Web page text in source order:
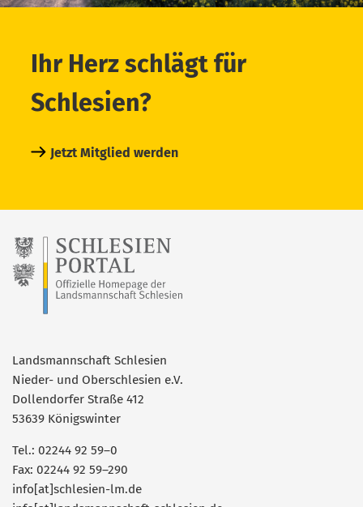
Ihr Herz schlägt für
Schlesien?
Jetzt Mitglied werden
Landsmannschaft Schlesien
Nieder- und Oberschlesien e.V.
Dollendorfer Straße 412
53639 Königswinter
Tel.: 02244 92 59–0
Fax: 02244 92 59–290
info[at]schlesien-lm.de